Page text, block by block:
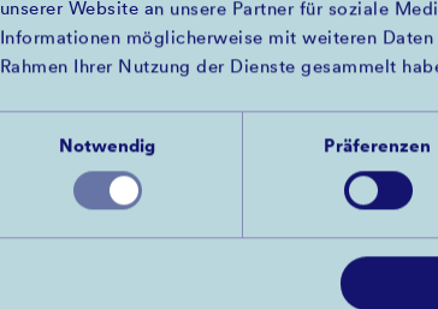
unserer Website an unsere Partner für soziale
Informationen möglicherweise mit weiteren
Rahmen Ihrer Nutzung der Dienste gesammelt
Notwendig
Präferenzen